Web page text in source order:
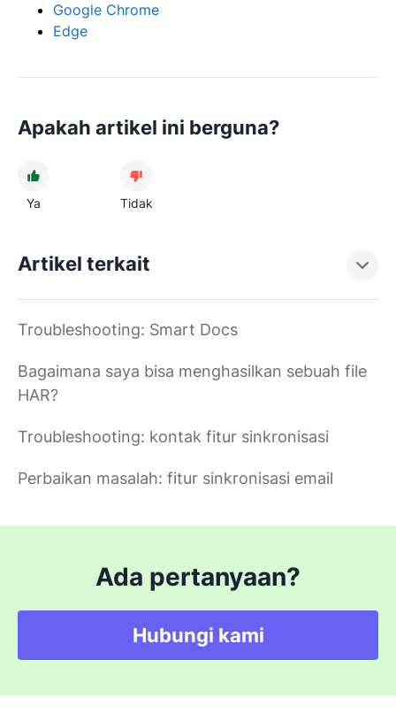
Google Chrome
Edge
Apakah artikel ini berguna?
Ya Tidak
Artikel terkait
Troubleshooting: Smart Docs
Bagaimana saya bisa menghasilkan sebuah file
HAR?
Troubleshooting: kontak fitur sinkronisasi
Perbaikan masalah: fitur sinkronisasi email
Ada pertanyaan?
Hubungi kami